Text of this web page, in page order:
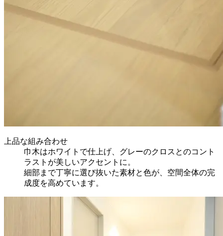
上品な組み合わせ
巾木はホワイトで仕上げ、グレーのクロスとのコント
ラストが美しいアクセントに。
細部まで丁寧に選び抜いた素材と色が、空間全体の完
成度を高めています。